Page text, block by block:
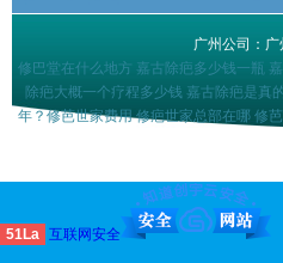
广州公司：
修巴堂在什么地方 嘉古除疤多少钱一瓶
除疤大概一个疗程多少钱 嘉古除疤是真
年？修芭世家费用 修疤世家总部在哪 修
51La 互联网安全